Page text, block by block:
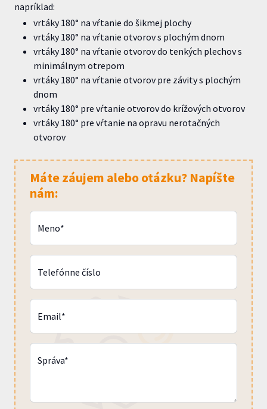
napríklad:
vrtáky 180° na vŕtanie do šikmej plochy
vrtáky 180° na vŕtanie otvorov s plochým dnom
vrtáky 180° na vŕtanie otvorov do tenkých plechov s
minimálnym otrepom
vrtáky 180° na vŕtanie otvorov pre závity s plochým
dnom
vrtáky 180° pre vŕtanie otvorov do krížových otvorov
vrtáky 180° pre vŕtanie na opravu nerotačných
otvorov
Máte záujem alebo otázku? Napíšte
nám:
Meno*
Telefónne číslo
Email*
Správa*